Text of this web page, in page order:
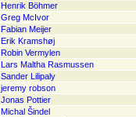
Henrik Böhmer
Greg McIvor
Fabian Meijer
Erik Kramshøj
Robin Vermylen
Lars Maltha Rasmussen
Sander Lilipaly
jeremy robson
Jonas Pottier
Michal Šindel